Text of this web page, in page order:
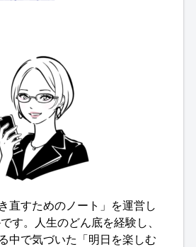
直すためのノート」を運営し
す。人生のどん底を経験し、
中で気づいた「明日を楽しむ